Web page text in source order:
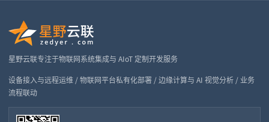
星野云联专注于物联网系统集成与 AIoT 定制开发服务
设备接入与远程运维 / 物联网平台私有化部署 / 边缘计算与 AI 视觉分析 / 业务
流程联动